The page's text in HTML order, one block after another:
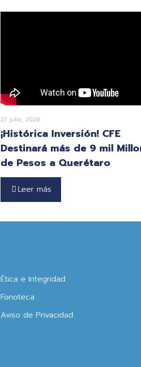
27 julio, 2026
¡Histórica Inversión! CFE
Destinará más de 9 mil
de Pesos a Querétaro
Leer más
Ética e Integridad
Fonoteca
Aviso de Privacidad